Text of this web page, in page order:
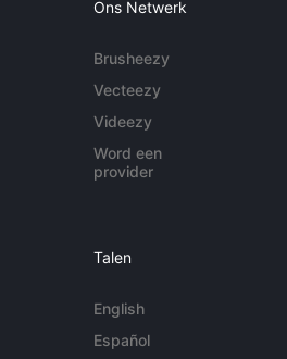
Ons Netwerk
Brusheezy
Vecteezy
Videezy
Word een
provider
Talen
English
Español